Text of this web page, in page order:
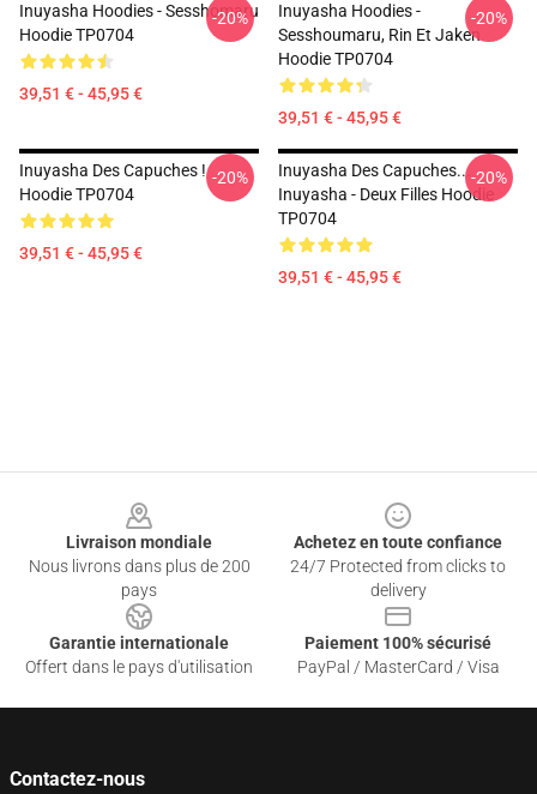
Inuyasha Hoodies - Sesshomaru
Hoodie TP0704
39,51 € - 45,95 €
-20%
Inuyasha Hoodies -
Sesshoumaru, Rin Et Jaken
Hoodie TP0704
39,51 € - 45,95 €
-20%
Inuyasha Des Capuches !
Hoodie TP0704
39,51 € - 45,95 €
-20%
Inuyasha Des Capuches...
Inuyasha - Deux Filles Hoodie
TP0704
39,51 € - 45,95 €
-20%
Livraison mondiale
Nous livrons dans plus de 200
pays
Achetez en toute confiance
24/7 Protected from clicks to
delivery
Garantie internationale
Offert dans le pays d'utilisation
Paiement 100% sécurisé
PayPal / MasterCard / Visa
Contactez-nous